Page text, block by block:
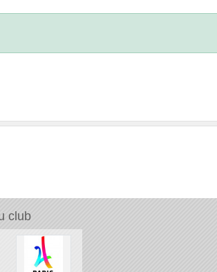
club